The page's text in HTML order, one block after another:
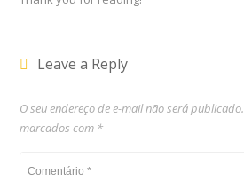
Leave a Reply
O seu endereço de e-mail não será publicado.
marcados com *